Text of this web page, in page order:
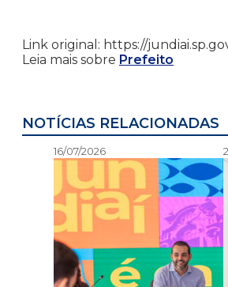
Link original: https://
Leia mais sobre Prefeito
NOTÍCIAS RELACIONADAS
16/07/2026